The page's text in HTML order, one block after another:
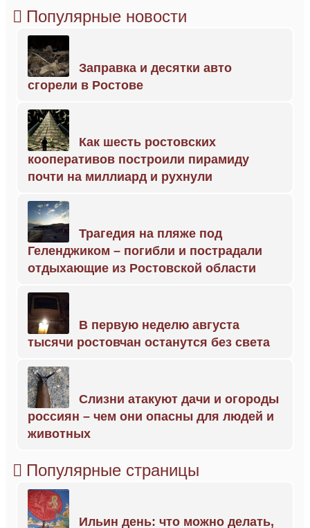
Популярные новости
Заправка и десятки авто
сгорели в Ростове
Как шесть ростовских
кооперативов построили пирамиду
почти на миллиард и рухнули
Трагедия на пляже под
Геленджиком – погибли и пострадали
отдыхающие из Ростовской области
В первую неделю августа
тысячи ростовчан останутся без света
Слизни атакуют дачи и огороды
россиян – чем они опасны для людей и
животных
Популярные страницы
Ильин день: что можно делать,